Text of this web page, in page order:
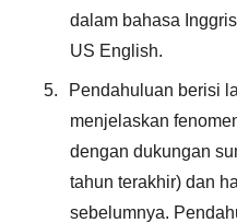
dalam bahasa
US English.
5.
Pendahuluan berisi
menjelaskan
dengan dukungan
tahun terakhir) dan
sebelumnya.